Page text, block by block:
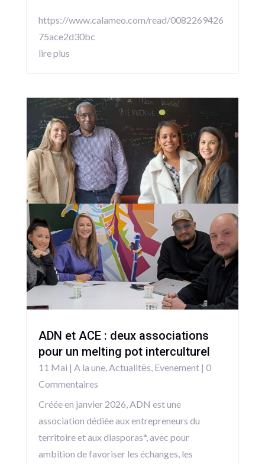
https://www.calameo.com/read/0082269426
75ace2d30bc
lire plus
ADN et ACE : deux associations
pour un melting pot interculturel
11 Mai | A la une,Actualitēs, Evenement| 0
Commentaires
Créée en janvier 2026, ADN est une
association dédiée aux entrepreneurs du
territoire et aux diasporas*, avec pour
ambition de favoriser les échanges, les